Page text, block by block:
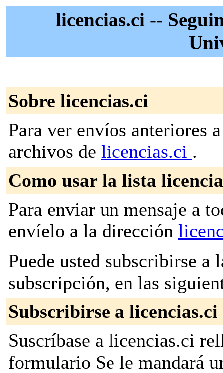
licencias.ci --
Sobre licencias.ci
Para ver envíos anteriores
archivos de licencias.ci .
Como usar la lista
Para enviar un mensaje a
envíelo a la dirección
Puede usted subscribirse a
subscripción, en las
Subscribirse a licencias.ci
Suscríbase a licencias.ci
formulario Se le mandará